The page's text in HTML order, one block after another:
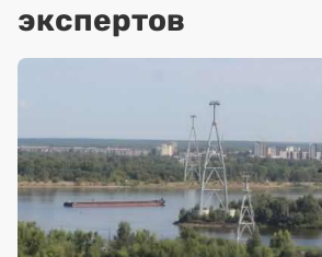
экспертов